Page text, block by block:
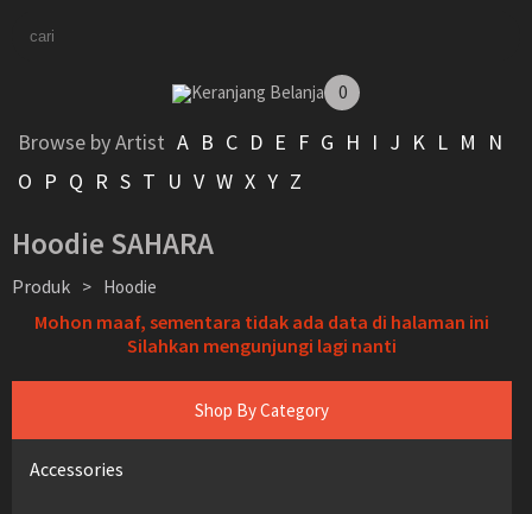
Keranjang Belanja 0
Browse by Artist A B C D E F G H I J K L M
N
O P Q R S T U V W X Y Z
Shop By Category
Accessories
Hoodie SAHARA
Produk > Hoodie
Mohon maaf, sementara tidak ada data di halaman ini
Silahkan mengunjungi lagi nanti